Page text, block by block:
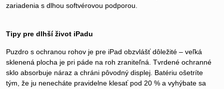
zariadenia s dlhou softvérovou podporou.
Tipy pre dlhší život iPadu
Puzdro s ochranou rohov je pre iPad obzvlášť dôležité – veľká
sklenená plocha je pri páde na roh zraniteľná. Tvrdené ochranné
sklo absorbuje náraz a chráni pôvodný displej. Batériu ošetríte
tým, že ju nenecháte pravidelne klesať pod 20 % a vyhýbate sa